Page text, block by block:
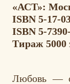
«АСТ»:
ISBN 5-17-
ISBN 5-
Тираж 5000
Любовь —